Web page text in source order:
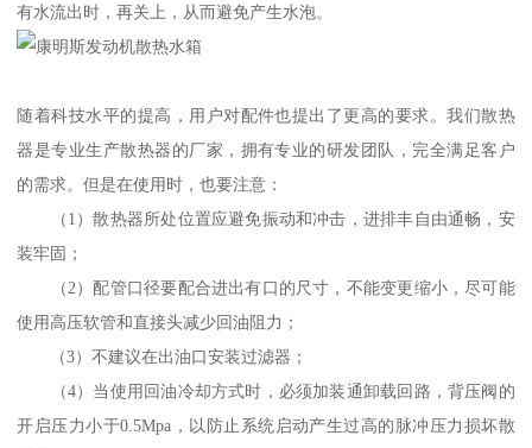
有水流出时，再关上，从而避免产生水泡。
随着科技水平的提高，用户对配件也提出了更高的要求。我们散热
器是专业生产散热器的厂家，拥有专业的研发团队，完全满足客户
的需求。但是在使用时，也要注意：
（1）散热器所处位置应避免振动和冲击，进排丰自由通畅，安
装牢固；
（2）配管口径要配合进出有口的尺寸，不能变更缩小，尽可能
使用高压软管和直接头减少回油阻力；
（3）不建议在出油口安装过滤器；
（4）当使用回油冷却方式时，必须加装通卸载回路，背压阀的
开启压力小于0.5Mpa，以防止系统启动产生过高的脉冲压力损坏散